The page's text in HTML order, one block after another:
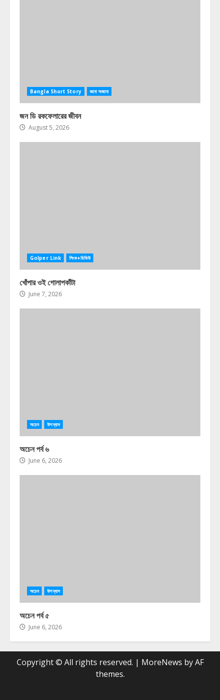
Bangla Short Story জানা অজানা
জন ডি রকফেলারের জীবন
August 5, 2026
Golper Link লিংক+রিভিউ
খোঁপার ওই গোলাপকাঁটা
June 7, 2026
অচেন উপন্যাস
অচেন পর্ব ৬
June 6, 2026
অচেন উপন্যাস
অচেন পর্ব ৫
June 6, 2026
Copyright © All rights reserved. | MoreNews by AF
themes.